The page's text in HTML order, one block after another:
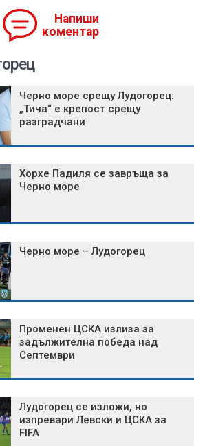
Напиши
коментар
Черно море срещу Лудогорец:
„Тича“ е крепост срещу
разградчани
Хорхе Падиля се завръща за
Черно море
Черно море – Лудогорец
Променен ЦСКА излиза за
задължителна победа над
Септември
Лудогорец се изложи, но
изпревари Левски и ЦСКА за
FIFA